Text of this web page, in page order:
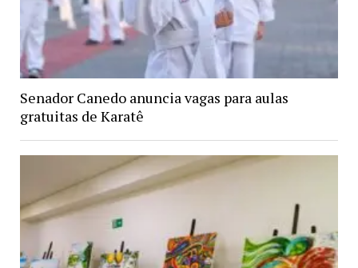
Senador Canedo anuncia vagas para aulas
gratuitas de Karatê